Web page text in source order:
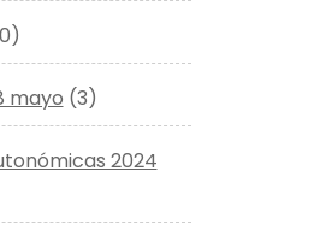
mayo (3)
2024